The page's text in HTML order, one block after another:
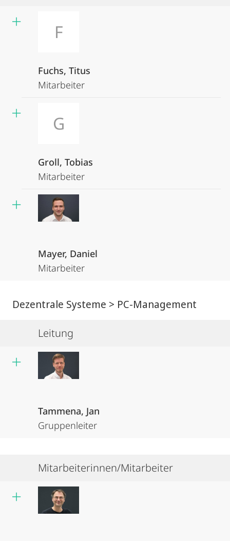
F
Fuchs, Titus
Mitarbeiter
G
Groll, Tobias
Mitarbeiter
Mayer, Daniel
Mitarbeiter
Dezentrale Systeme > PC-Management
Leitung
Tammena, Jan
Gruppenleiter
Mitarbeiterinnen/Mitarbeiter